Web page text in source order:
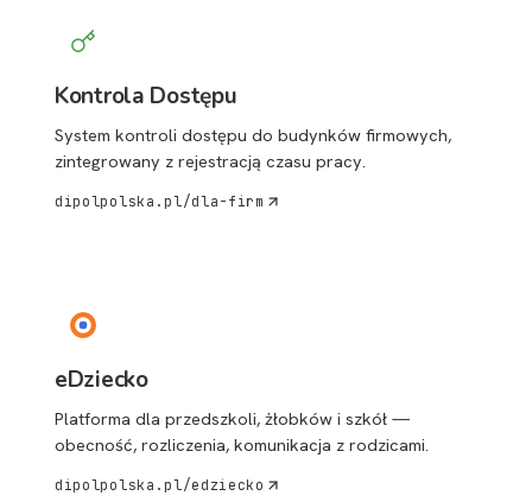
Kontrola Dostępu
System kontroli dostępu do budynków firmowych,
zintegrowany z rejestracją czasu pracy.
dipolpolska.pl/dla-firm
eDziecko
Platforma dla przedszkoli, żłobków i szkół —
obecność, rozliczenia, komunikacja z rodzicami.
dipolpolska.pl/edziecko